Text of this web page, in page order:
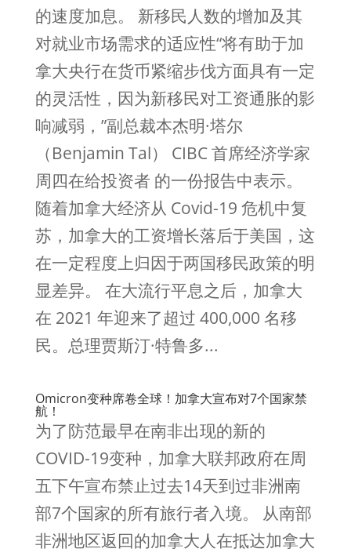
的速度加息。 新移民人数的增加及其
对就业市场需求的适应性“将有助于加
拿大央行在货币紧缩步伐方面具有一定
的灵活性，因为新移民对工资通胀的影
响减弱，”副总裁本杰明·塔尔
（Benjamin Tal） CIBC 首席经济学家
周四在给投资者 的一份报告中表示。
随着加拿大经济从 Covid-19 危机中复
苏，加拿大的工资增长落后于美国，这
在一定程度上归因于两国移民政策的明
显差异。 在大流行平息之后，加拿大
在 2021 年迎来了超过 400,000 名移
民。总理贾斯汀·特鲁多...
Omicron变种席卷全球！加拿大宣布对7个国家禁
航！
为了防范最早在南非出现的新的
COVID-19变种，加拿大联邦政府在周
五下午宣布禁止过去14天到过非洲南
部7个国家的所有旅行者入境。 从南部
非洲地区返回的加拿大人在抵达加拿大